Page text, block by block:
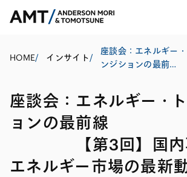
HOME/ インサイト/
座談会：エネルギー
ンジションの最前
【第3回】国内再生可
ルギー市場の最新動向
電池、風力、再エネ
を中心に－
座談会：エネルギー・
ョンの最
【第3回】国内
エネルギー市場の最新